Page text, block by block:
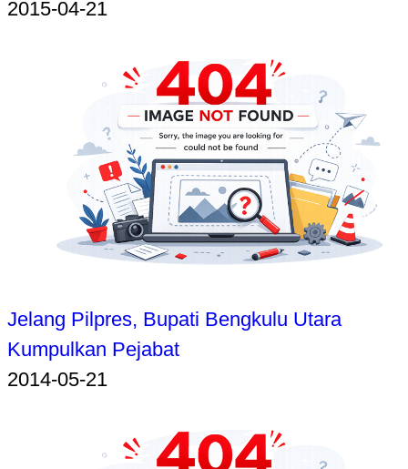
2015-04-21
Jelang Pilpres, Bupati Bengkulu Utara
Kumpulkan Pejabat
2014-05-21